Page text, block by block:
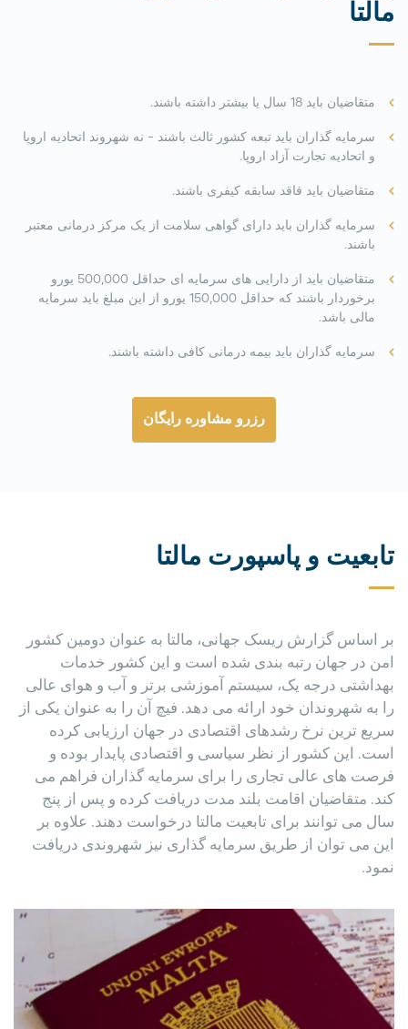
مالتا
متقاضیان باید 18 سال یا بیشتر داشته باشند.
سرمایه گذاران باید تبعه کشور ثالث باشند - نه شهروند اتحادیه اروپا
و اتحادیه تجارت آزاد اروپا.
متقاضیان باید فاقد سابقه کیفری باشند.
سرمایه گذاران باید دارای گواهی سلامت از یک مرکز درمانی معتبر
باشند.
متقاضیان باید از دارایی های سرمایه ای حداقل 500,000 یورو
برخوردار باشند که حداقل 150,000 یورو از این مبلغ باید سرمایه
مالی باشد.
سرمایه گذاران باید بیمه درمانی کافی داشته باشند.
رزرو مشاوره رایگان
تابعیت و پاسپورت مالتا
بر اساس گزارش ریسک جهانی، مالتا به عنوان دومین کشور
امن در جهان رتبه بندی شده است و این کشور خدمات
بهداشتی درجه یک، سیستم آموزشی برتر و آب و هوای عالی
را به شهروندان خود ارائه می دهد. فیچ آن را به عنوان یکی از
سریع ترین نرخ رشدهای اقتصادی در جهان ارزیابی کرده
است. این کشور از نظر سیاسی و اقتصادی پایدار بوده و
فرصت های عالی تجاری را برای سرمایه گذاران فراهم می
کند. متقاضیان اقامت بلند مدت دریافت کرده و پس از پنج
سال می توانند برای تابعیت مالتا درخواست دهند. علاوه بر
این می توان از طریق سرمایه گذاری نیز شهروندی دریافت
نمود.